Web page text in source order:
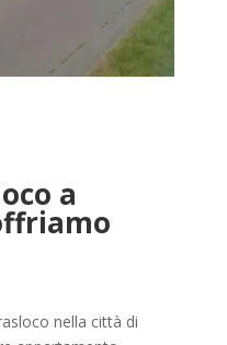
a
nella città di